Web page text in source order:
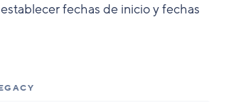
fechas de inicio y fechas